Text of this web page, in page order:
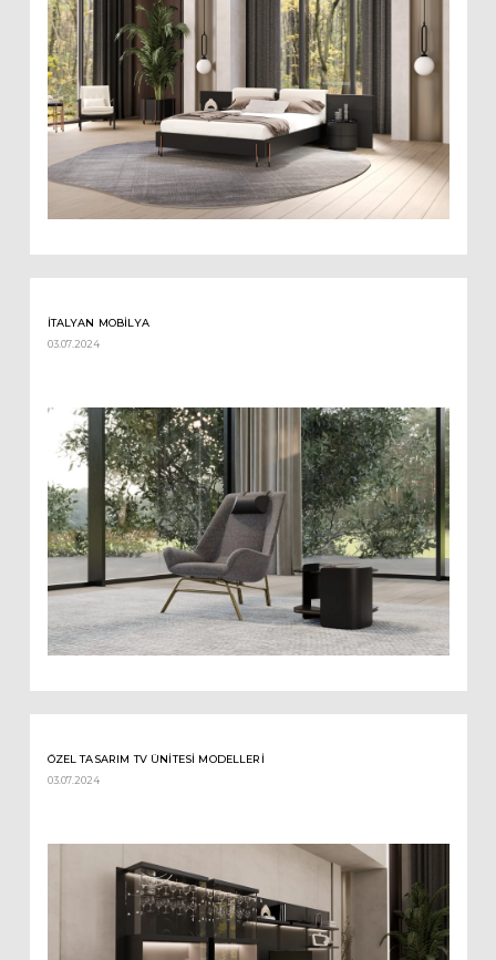
İTALYAN MOBILYA
03.07.2024
ÖZEL TASARIM TV ÜNITESI MODELLERI
03.07.2024